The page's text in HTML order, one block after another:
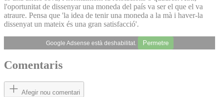
l'oportunitat de dissenyar una moneda del país va ser el que el va
atraure. Pensa que 'la idea de tenir una moneda a la mà i haver-la
dissenyat un mateix és una gran satisfacció'.
Google Adsense està deshabilitat. Permetre
Comentaris
Afegir nou comentari